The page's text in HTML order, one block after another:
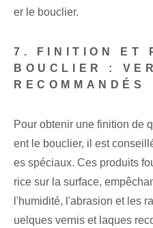
er le bouclier.
7. FINITION ET
BOUCLIER :
RECOMMANDÉS
Pour obtenir une finition de
ent le bouclier, il est
es spéciaux. Ces produits
rice sur la surface,
l'humidité, l'abrasion et les
uelques vernis et laques